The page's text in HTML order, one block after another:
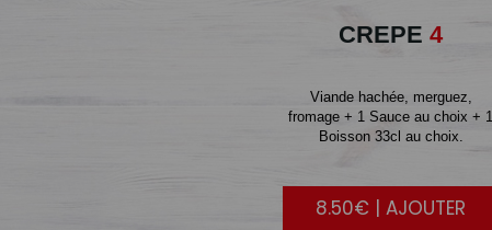
CREPE 4
Viande hachée, merguez,
fromage + 1 Sauce au choix + 1
Boisson 33cl au choix.
8.50€ | AJOUTER